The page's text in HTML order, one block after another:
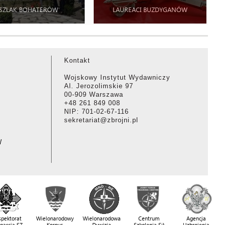
BOHATERÓW LAUREACI BUZDYGANÓW
Kontakt
Wojskowy Instytut Wydawniczy
Al. Jerozolimskie 97
00-909 Warszawa
+48 261 849 008
NIP: 701-02-67-116
sekretariat@zbrojni.pl
Wielonarodowy
Wielonarodowa
Centrum
Agencja